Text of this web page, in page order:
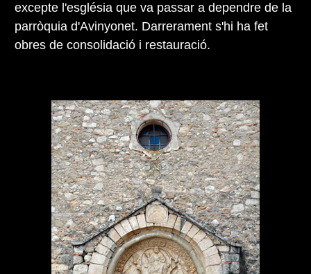
excepte l'església que va passar a dependre de la
parròquia d'Avinyonet. Darrerament s'hi ha fet
obres de consolidació i restauració.